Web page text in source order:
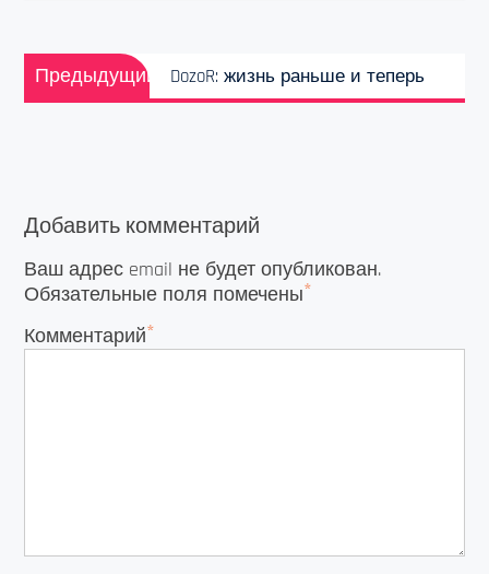
Навигация
по
записям
Предыдущий
запись:
DozoR: жизнь раньше и теперь
Добавить комментарий
Ваш адрес email не будет опубликован.
Обязательные поля помечены*
Комментарий*